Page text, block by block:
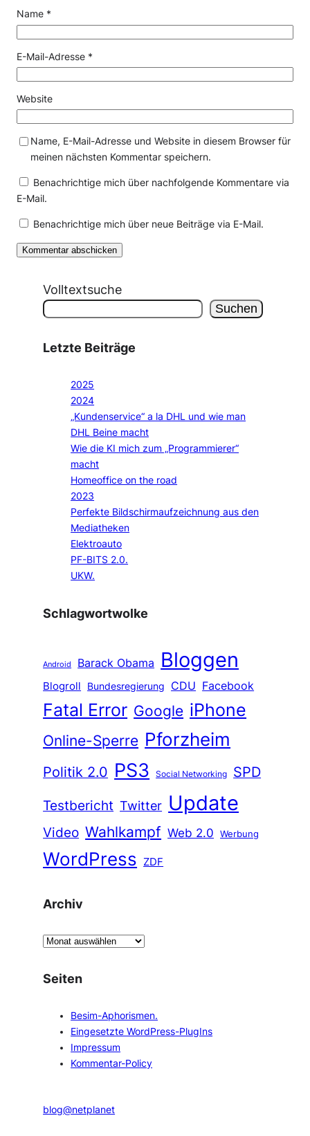
Name *
E-Mail-Adresse *
Website
Name, E-Mail-Adresse und Website in diesem Browser für
meinen nächsten Kommentar speichern.
Benachrichtige mich über nachfolgende Kommentare via
E-Mail.
Benachrichtige mich über neue Beiträge via E-Mail.
Volltextsuche
Suchen
Letzte Beiträge
2025
2024
„Kundenservice“ a la DHL und wie man
DHL Beine macht
Wie die KI mich zum „Programmierer“
macht
Homeoffice on the road
2023
Perfekte Bildschirmaufzeichnung aus den
Mediatheken
Elektroauto
PF-BITS 2.0.
UKW.
Schlagwortwolke
Android Barack Obama Bloggen
Blogroll Bundesregierung CDU Facebook
Fatal Error Google iPhone
Online-Sperre Pforzheim
Politik 2.0 PS3 Social Networking
SPD
Testbericht Twitter Update
Video Wahlkampf Web 2.0 Werbung
WordPress ZDF
Archiv
A
c
Seiten
Besim-Aphorismen.
Eingesetzte WordPress-PlugIns
Impressum
Kommentar-Policy
blog@netplanet